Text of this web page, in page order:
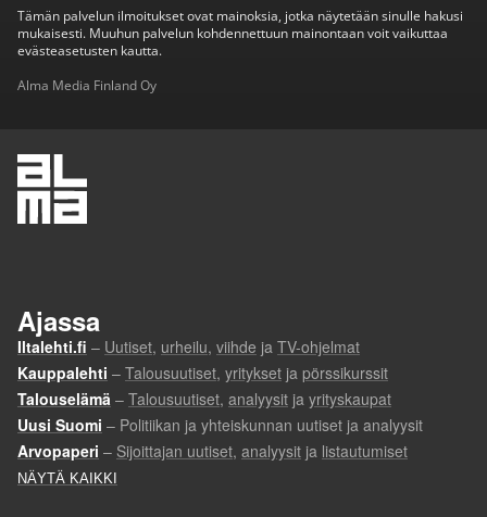
Tämän palvelun ilmoitukset ovat mainoksia, jotka näytetään sinulle hakusi
mukaisesti. Muuhun palvelun kohdennettuun mainontaan voit vaikuttaa
evästeasetusten kautta.
Alma Media Finland Oy